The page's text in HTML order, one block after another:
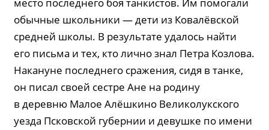
место последнего боя танкистов. Им помогали
обычные школьники — дети из Ковалёвской
средней школы. В результате удалось найти
его письма и тех, кто лично знал Петра Козлова.
Накануне последнего сражения, сидя в танке,
он писал своей сестре Ане на родину
в деревню Малое Алёшкино Великолукского
уезда Псковской губернии и девушке по имени